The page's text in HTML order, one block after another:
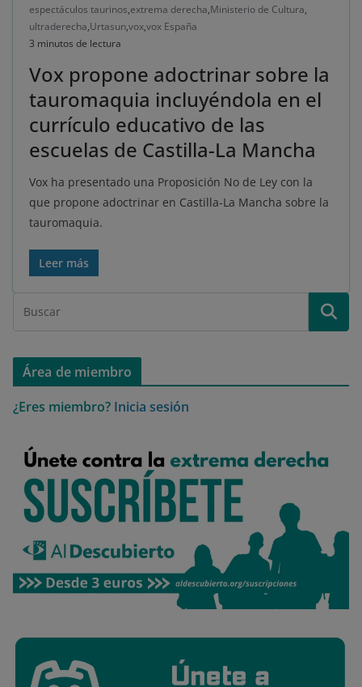
espectáculos taurinos,extrema derecha,Ministerio de Cultura,
ultraderecha,Urtasun,vox,vox España
3 minutos de lectura
Vox propone adoctrinar sobre la
tauromaquia incluyéndola en el
currículo educativo de las
escuelas de Castilla-La Mancha
Vox ha presentado una Proposición No de Ley con la
que propone adoctrinar en Castilla-La Mancha sobre la
tauromaquia.
Leer más
Área de miembro
¿Eres miembro? Inicia sesión